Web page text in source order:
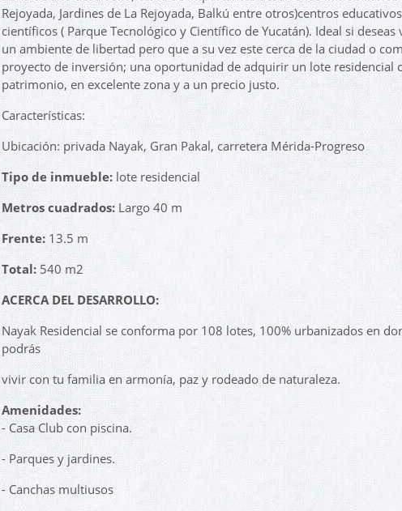
Rejoyada, Jardines de La Rejoyada, Balkú entre otros)centros
científicos ( Parque Tecnológico y Científico de Yucatán). Ideal si deseas
un ambiente de libertad pero que a su vez este cerca de la ciudad o
proyecto de inversión; una oportunidad de adquirir un lote residencial
patrimonio, en excelente zona y a un precio justo.
Características:
Ubicación: privada Nayak, Gran Pakal, carretera Mérida-Progreso
Tipo de inmueble:lote residencial
Metros cuadrados:Largo 40 m
Frente:13.5 m
Total:540 m2
ACERCA DEL DESARROLLO:
Nayak Residencial se conforma por 108 lotes, 100% urbanizados en
podrás
vivir con tu familia en armonía, paz y rodeado de naturaleza.
Amenidades:
- Casa Club con piscina.
- Parques y jardines.
- Canchas multiusos